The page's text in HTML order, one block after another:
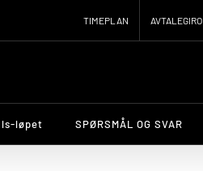
TIMEPLAN AVTALEGIRO
løpet SPØRSMÅL OG SVAR